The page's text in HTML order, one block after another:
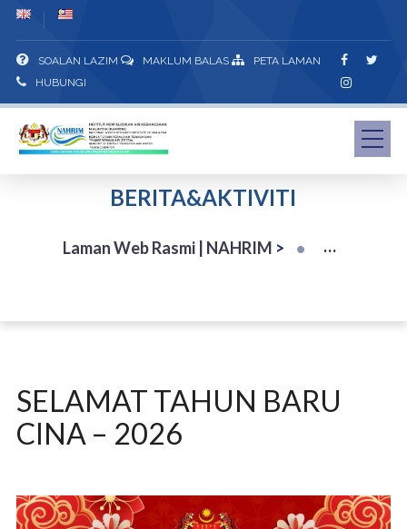
SOALAN LAZIM MAKLUM BALAS
PETA LAMAN
HUBUNGI
BERITA&AKTIVITI
Laman Web Rasmi | NAHRIM >
SELAMAT TAHUN BARU
CINA – 2026